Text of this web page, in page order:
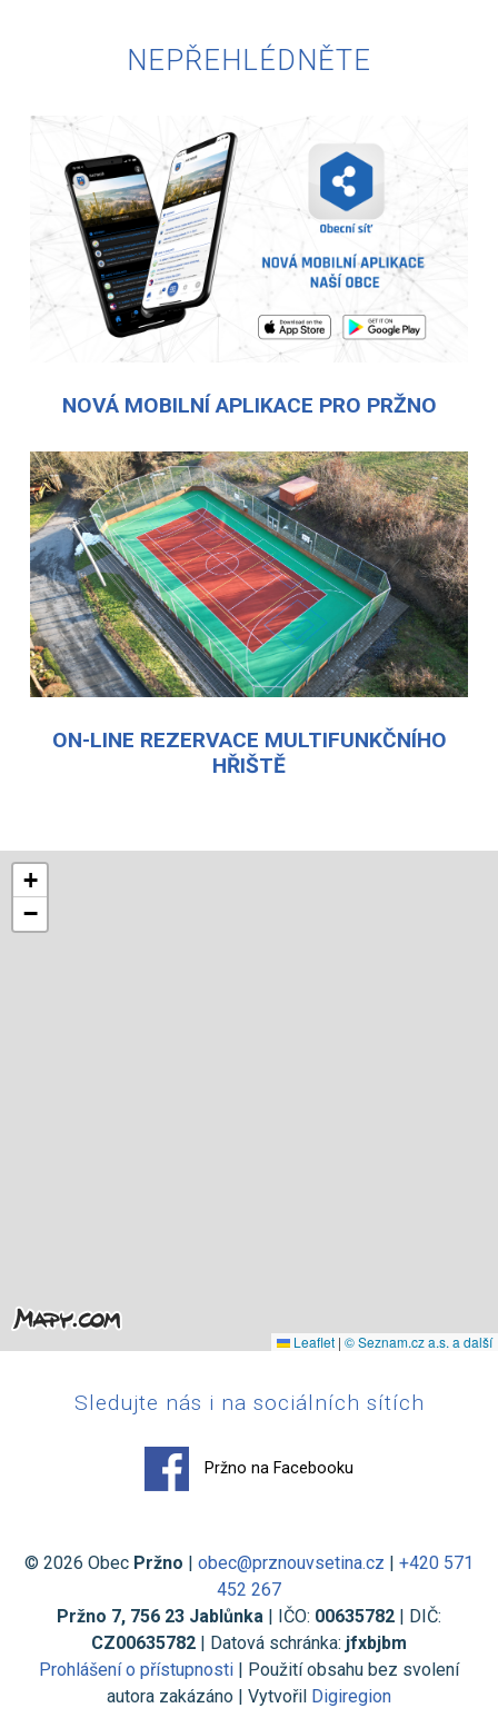
NEPŘEHLÉDNĚTE
NOVÁ MOBILNÍ APLIKACE PRO PRŽNO
ON-LINE REZERVACE MULTIFUNKČNÍHO
HŘIŠTĚ
+
−
Leaflet | © Seznam.cz a.s. a další
Sledujte nás i na sociálních sítích
Pržno na Facebooku
© 2026 Obec Pržno obec@prznouvsetina.cz
+420 571
452 267
Pržno 7, 756 23 Jablůnka | IČO: 00635782 | DIČ:
CZ00635782 | Datová schránka: jfxbjbm
Prohlášení o přístupnosti | Použití obsahu bez svolení
autora zakázáno | Vytvořil Digiregion